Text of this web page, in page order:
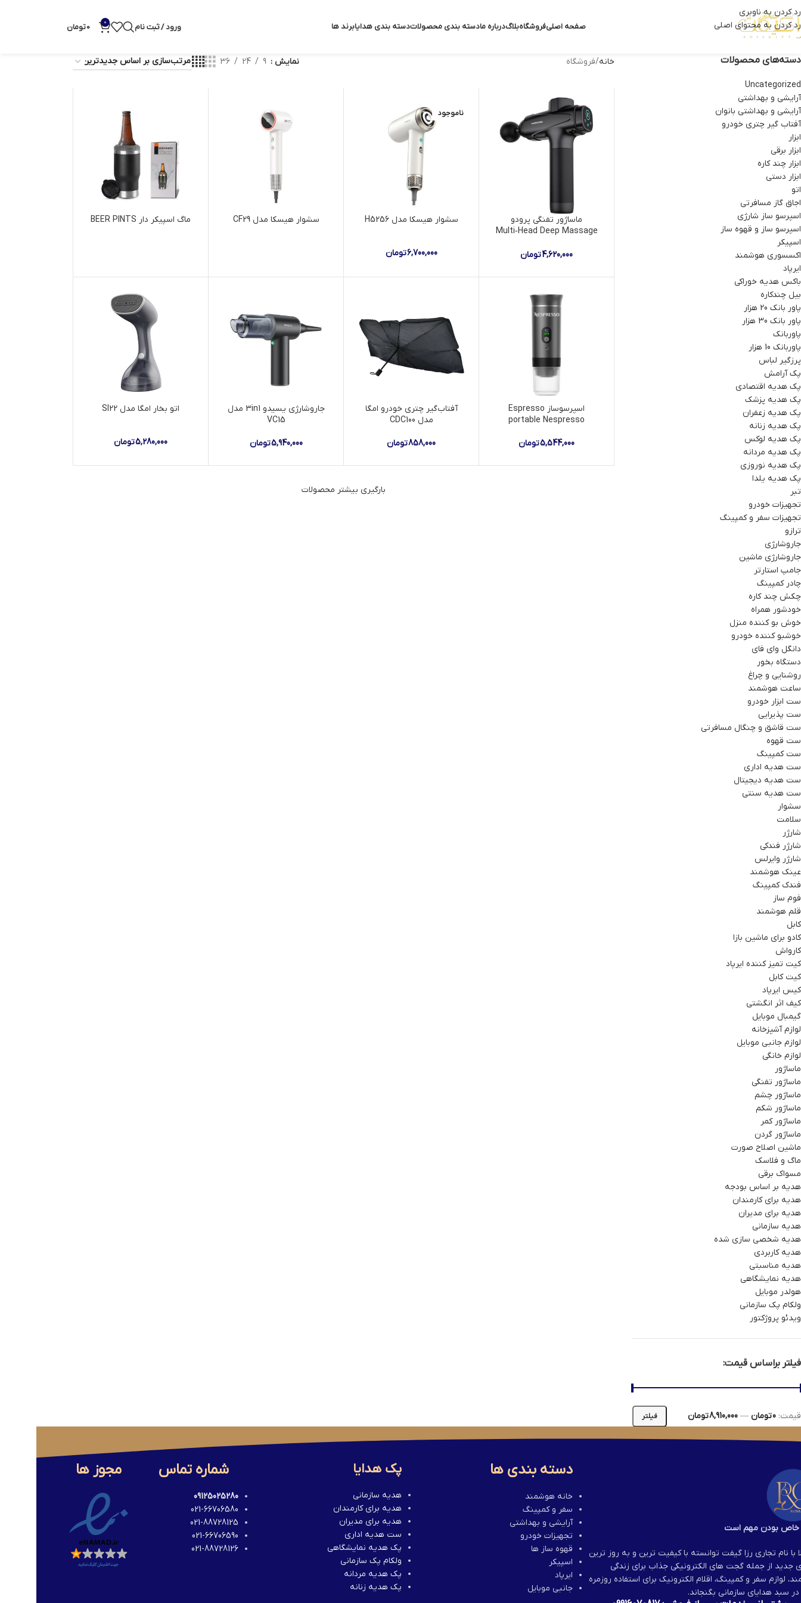
رد کردن به ناوبری
رد کردن به محتوای اصلی
صفحه اصلیفروشگاهبلاگدرباره مادسته بندی محصولاتدسته بندی هدایابرند ها ورود / ثبت نام 0
0تومان
دسته‌های محصولات
Uncategorized
آرایشی و بهداشتی
آرایشی و بهداشتی بانوان
آفتاب گیر چتری خودرو
ابزار
ابزار برقی
ابزار چند کاره
ابزار دستی
اتو
اجاق گاز مسافرتی
اسپرسو ساز شارژی
اسپرسو ساز و قهوه ساز
اسپیکر
اکسسوری هوشمند
ایرپاد
باکس هدیه خوراکی
بیل چندکاره
پاور بانک 20 هزار
پاور بانک 30 هزار
پاوربانک
پاوربانک 10 هزار
پرزگیر لباس
پک آرامش
پک هدیه اقتصادی
پک هدیه پزشک
پک هدیه زعفران
پک هدیه زنانه
پک هدیه لوکس
پک هدیه مردانه
پک هدیه نوروزی
پک هدیه یلدا
تبر
تجهیزات خودرو
تجهیزات سفر و کمپینگ
ترازو
جاروشارژی
جاروشارژی ماشین
جامپ استارتر
چادر کمپینگ
چکش چند کاره
خودشور همراه
خوش بو کننده منزل
خوشبو کننده خودرو
دانگل وای فای
دستگاه بخور
روشنایی و چراغ
ساعت هوشمند
ست ابزار خودرو
ست پذیرایی
ست قاشق و چنگال مسافرتی
ست قهوه
ست کمپینگ
ست هدیه اداری
ست هدیه دیجیتال
ست هدیه سنتی
سشوار
سلامت
شارژر
شارژر فندکی
شارژر وایرلس
عینک هوشمند
فندک کمپینگ
فوم ساز
قلم هوشمند
کابل
کادو برای ماشین بازا
کارواش
کیت تمیز کننده ایرپاد
کیت کابل
کیس ایرپاد
کیف اثر انگشتی
گیمبال موبایل
لوازم آشپزخانه
لوازم جانبی موبایل
لوازم خانگی
ماساژور
ماساژور تفنگی
ماساژور چشم
ماساژور شکم
ماساژور کمر
ماساژور گردن
ماشین اصلاح صورت
ماگ و فلاسک
مسواک برقی
هدیه بر اساس بودجه
هدیه برای کارمندان
هدیه برای مدیران
هدیه سازمانی
هدیه شخصی سازی شده
هدیه کاربردی
هدیه مناسبتی
هدیه نمایشگاهی
هولدر موبایل
ولکام پک سازمانی
ویدئو پروژکتور
فیلتر براساس قیمت:
فیلتر قیمت: 0 تومان — 8,910,000 تومان
خانه فروشگاه نمایش 9
24
36
ماساژور تفنگی پرودو
Multi‑Head Deep Massage
4,620,000تومان
ناموجود
سشوار هیسکا مدل H5256
6,700,000تومان
سشوار هیسکا مدل CF29 ماگ اسپیکر دار BEER PINTS
اسپرسوساز Espresso
portable Nespresso
5,544,000تومان
آفتاب‌گیر چتری خودرو امگا
مدل CDC100
858,000تومان
جاروشارژی یسیدو 3in1 مدل
VC15
5,940,000تومان
اتو بخار امگا مدل Sl22
5,280,000تومان
بارگیری بیشتر محصولات
خاص بودن مهم است
با نام تجاری رزا گیفت توانسته با کیفیت ترین و به روز ترین
جدید از جمله گجت های الکترونیکی جذاب برای زندگی
لوازم سفر و کمپینگ، اقلام الکترونیک برای استفاده روزمره
سبد هدایای سازمانی بگنجاند.
دسته بندی ها
خانه هوشمند
سفر و کمپینگ
آرایشی و بهداشتی
تجهیزات خودرو
قهوه ساز ها
اسپیکر
ایرپاد
جانبی موبایل
پک هدایا
هدیه سازمانی
هدیه برای کارمندان
هدیه برای مدیران
ست هدیه اداری
پک هدیه نمایشگاهی
ولکام پک سازمانی
پک هدیه مردانه
پک هدیه زنانه
شماره تماس
09125025280
021-66706580
021-88728125
021-66706590
021-88728126
مجوز ها